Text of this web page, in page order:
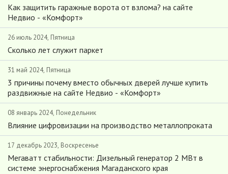
Как защитить гаражные ворота от взлома? на сайте
Недвио - «Комфорт»
26 июль 2024, Пятница
Сколько лет служит паркет
31 май 2024, Пятница
3 причины почему вместо обычных дверей лучше купить
раздвижные на сайте Недвио - «Комфорт»
08 январь 2024, Понедельник
Влияние цифровизации на производство металлопроката
17 декабрь 2023, Воскресенье
Мегаватт стабильности: Дизельный генератор 2 МВт в
системе энергоснабжения Магаданского края